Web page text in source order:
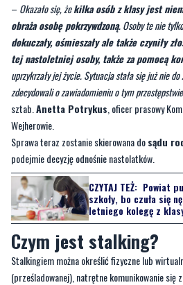
tej nastoletniej osoby, także za pomocą
uprzykrzały jej życie. Sytuacja stała się już nie
zdecydowali o zawiadomieniu o tym
sztab.Anetta Potrykus, oficer prasowy
Wejherowie.
Sprawa teraz zostanie skierowana dosądu
podejmie decyzję odnośnie nastolatków.
CZYTAJ TEŻ:
Powiat
szkoły, bo czuła się
letniego kolegę z klasy
Czym jest stalking?
Stalkingiem można określić fizyczne lub
(prześladowanej), natrętne komunikowanie się
wypytywanie, złośliwe uwagi, krytykowanie,
dokuczanie, przezywanie), formułowanie gróźb,
propozycji, deklaracji, może to być także